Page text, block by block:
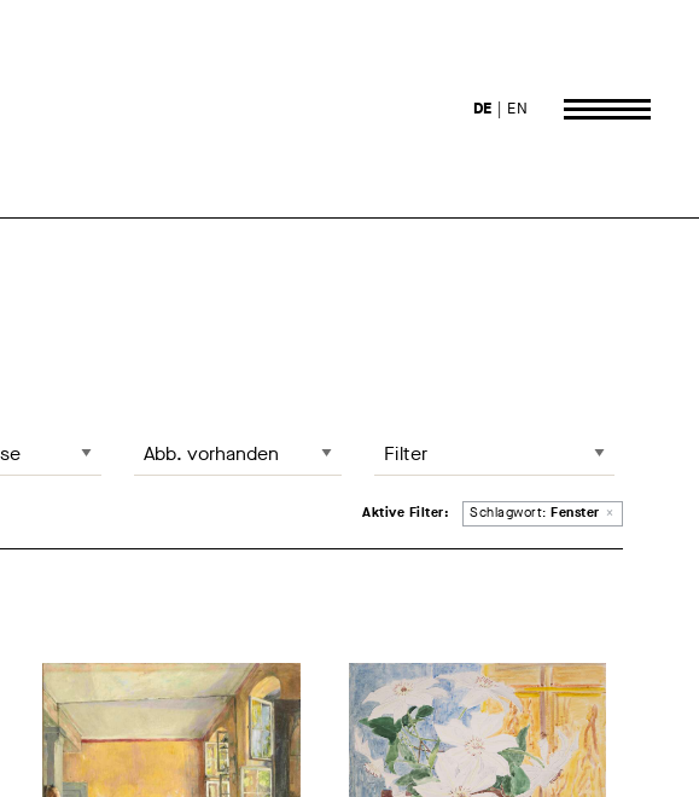
DE EN
Änderung lädt die Seite neu
Seite sortieren, Änderung lädt die Seite neu
Filter
Aktive Filter: Entferne Filter
Schlagwort: Fenster ×